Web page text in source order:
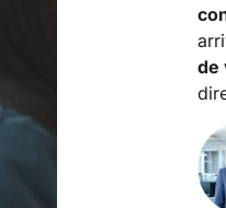
de